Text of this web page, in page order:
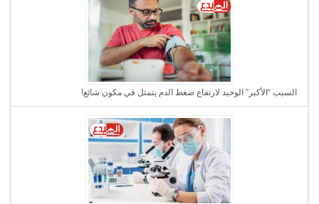
السبب “الأكبر” الوحيد لارتفاع ضغط الدم يتمثل في مكون شائع!